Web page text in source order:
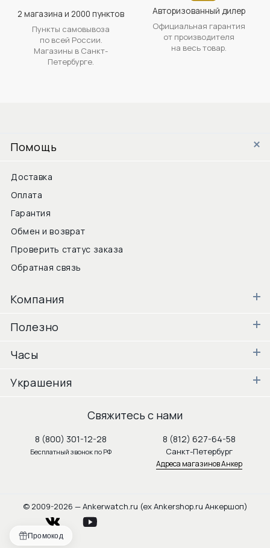
Промокод
2 магазина и 2000 пунктов
Пункты самовывоза
по всей России.
Магазины в Санкт-
Петербурге.
Авторизованный дилер
Официальная гарантия
от производителя
на весь товар.
Помощь
Доставка
Оплата
Гарантия
Обмен и возврат
Проверить статус заказа
Обратная связь
Компания
Полезно
Часы
Украшения
Свяжитесь с нами
8 (800) 301-12-28
Бесплатный звонок по РФ
8 (812) 627-64-58
Санкт-Петербург
Адреса магазинов Анкер
© 2009-2026 — Ankerwatch.ru (ex Ankershop.ru Анкершоп)
vkontakte youtube